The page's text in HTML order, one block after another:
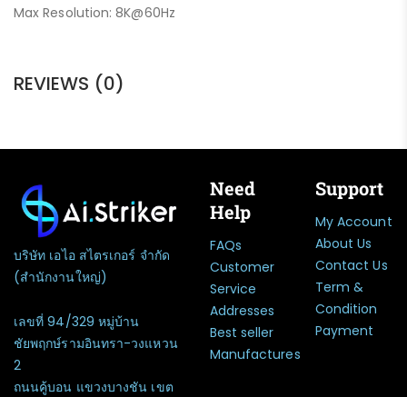
Max Resolution: 8K@60Hz
REVIEWS (0)
บริษัท เอไอ สไตรเกอร์ จำกัด
(สำนักงานใหญ่)
เลขที่ 94/329 หมู่บ้าน
ชัยพฤกษ์รามอินทรา-วงแหวน
2
ถนนคู้บอน แขวงบางชัน เขต
Need
Help
FAQs
Customer
Service
Addresses
Best seller
Manufactures
Support
My Account
About Us
Contact Us
Term &
Condition
Payment